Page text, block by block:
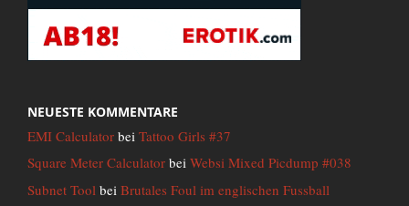
NEUESTE KOMMENTARE
EMI Calculator bei Tattoo Girls #37
Square Meter Calculator bei Websi Mixed Picdump #038
Subnet Tool bei Brutales Foul im englischen Fussball